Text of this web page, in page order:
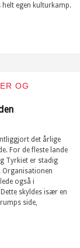
egen kulturkamp.
OG
det årlige
For de fleste lande
Tyrkiet er stadig
også i
skyldes især en
side,